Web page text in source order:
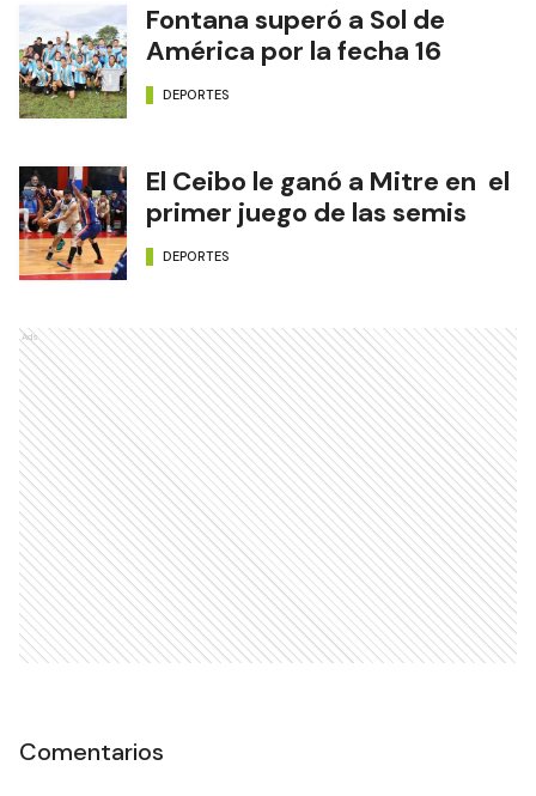
Fontana superó a Sol de
América por la fecha 16
DEPORTES
El Ceibo le ganó a Mitre en el
primer juego de las semis
DEPORTES
Ads
Comentarios